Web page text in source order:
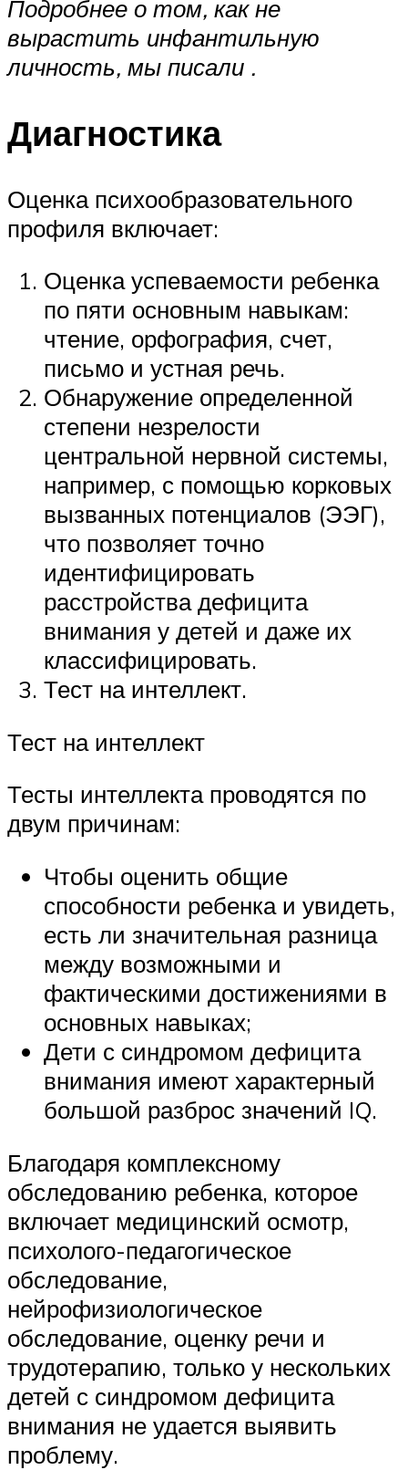
Подробнее о том, как не
вырастить инфантильную
личность, мы писали .
Диагностика
Оценка психообразовательного
профиля включает:
Оценка успеваемости ребенка
по пяти основным навыкам:
чтение, орфография, счет,
письмо и устная речь.
Обнаружение определенной
степени незрелости
центральной нервной системы,
например, с помощью корковых
вызванных потенциалов (ЭЭГ),
что позволяет точно
идентифицировать
расстройства дефицита
внимания у детей и даже их
классифицировать.
Тест на интеллект.
Тест на интеллект
Тесты интеллекта проводятся по
двум причинам:
Чтобы оценить общие
способности ребенка и увидеть,
есть ли значительная разница
между возможными и
фактическими достижениями в
основных навыках;
Дети с синдромом дефицита
внимания имеют характерный
большой разброс значений IQ.
Благодаря комплексному
обследованию ребенка, которое
включает медицинский осмотр,
психолого-педагогическое
обследование,
нейрофизиологическое
обследование, оценку речи и
трудотерапию, только у нескольких
детей с синдромом дефицита
внимания не удается выявить
проблему.